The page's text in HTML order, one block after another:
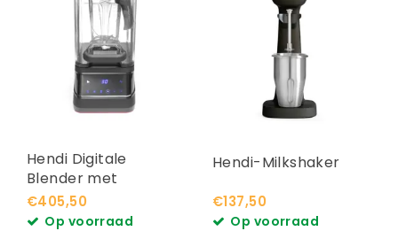
Hendi Digitale
Blender met
geluidskap
€405,50
Op voorraad
Hendi-Milkshaker
€137,50
Op voorraad